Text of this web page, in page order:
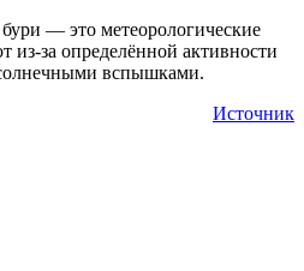
— это метеорологические
из-за определённой активности
вспышками.
Источник